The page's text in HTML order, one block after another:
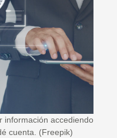
información accediendo
cuenta. (Freepik)